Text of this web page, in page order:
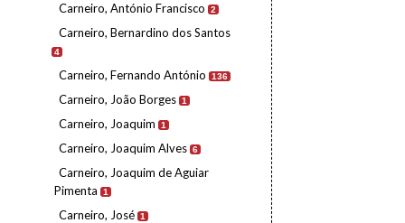
Carneiro, António Francisco 2
Carneiro, Bernardino dos Santos
4
Carneiro, Fernando António 136
Carneiro, João Borges 1
Carneiro, Joaquim 1
Carneiro, Joaquim Alves 6
Carneiro, Joaquim de Aguiar
Pimenta
1
Carneiro, José 1